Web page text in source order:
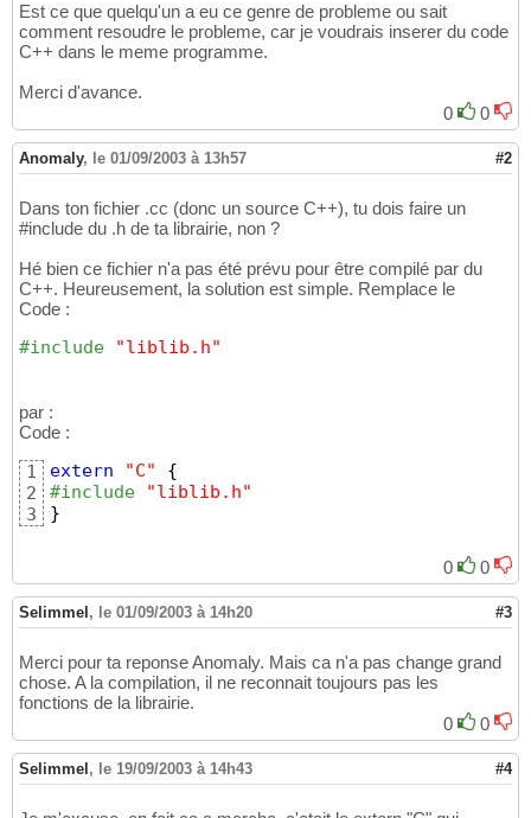
Est ce que quelqu'un a eu ce genre de probleme ou sait
comment resoudre le probleme, car je voudrais inserer du code
C++ dans le meme programme.
Merci d'avance.
0
0
Anomaly, le 01/09/2003 à 13h57 #2
Dans ton fichier .cc (donc un source C++), tu dois faire un
#include du .h de ta librairie, non ?
Hé bien ce fichier n'a pas été prévu pour être compilé par du
C++. Heureusement, la solution est simple. Remplace le
Code :
#include "liblib.h"
par :
Code :
1
2
3
extern "C"
{
#include "liblib.h"
}
0 0
Selimmel , le 01/09/2003 à 14h20 #3
Merci pour ta reponse Anomaly. Mais ca n'a pas change grand
chose. A la compilation, il ne reconnait toujours pas les
fonctions de la librairie.
0
0
Selimmel , le 19/09/2003 à 14h43 #4